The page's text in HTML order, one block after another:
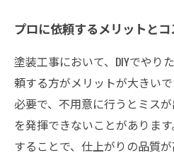
プロに依頼するメリットと
塗装工事において、DIYでやり
頼する方がメリットが大きい
必要で、不用意に行うとミス
を発揮できないことがありま
することで、仕上がりの品質